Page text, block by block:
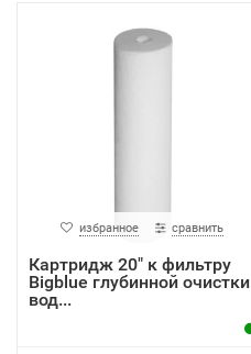
избранное сравнить
Картридж 20" к фильтру
Bigblue глубинной очистки
вод...